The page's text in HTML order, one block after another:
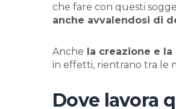
che fare con questi
anche avvalendosi di
Anche la creazione e
in effetti, rientrano tra le
Dove lavora